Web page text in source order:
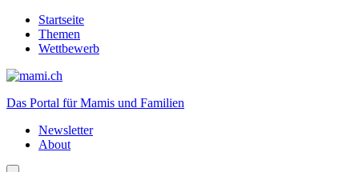
Startseite
Themen
Wettbewerb
Das Portal für Mamis und Familien
Newsletter
About